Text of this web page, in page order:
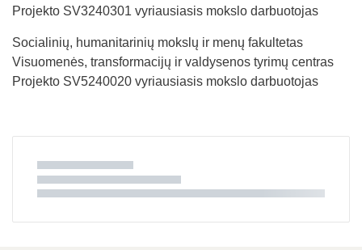
Projekto SV3240301 vyriausiasis mokslo darbuotojas
Socialinių, humanitarinių mokslų ir menų fakultetas
Visuomenės, transformacijų ir valdysenos tyrimų centras
Projekto SV5240020 vyriausiasis mokslo darbuotojas